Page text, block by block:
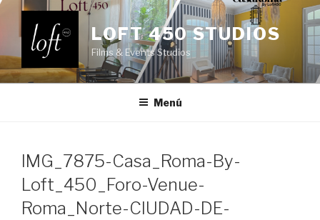
Saltar
contenido
LOFT 450 STUDIOS
Films & Events Studios
Menú
IMG_7875-Casa_Roma-By-
Loft_450_Foro-Venue-
Roma_Norte-CIUDAD-DE-